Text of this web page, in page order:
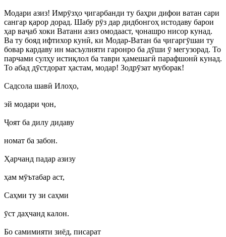
Модари азиз! Имрӯзҳо ҷигарбанди ту баҳри дифои ватан сари
сангар қарор дорад. Шабу рӯз дар дидбонгоҳ истодаву барои
ҳар ваҷаб хоки Ватани азиз омодааст, ҷонашро нисор кунад.
Ва ту бояд ифтихор кунӣ, ки Модар-Ватан ба ҷигаргӯшаи ту
бовар кардаву ин масъулияти гаронро ба дӯши ӯ мегузорад. То
парчами сулҳу истиқлол ба таври ҳамешагӣ парафшонӣ кунад.
То абад дӯстдорат ҳастам, модар! Зодрӯзат муборак!
Садсола шавӣ Илоҳо,
эй модари ҷон,
Ҷоят ба дилу дидаву
номат ба забон.
Ҳарчанд падар азизу
ҳам мӯътабар аст,
Саҳми ту зи саҳми
ӯст даҳчанд калон.
Бо самимияти зиёд, писарат